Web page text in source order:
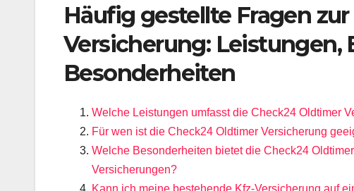
Häufig gestellte Fragen
Versicherung: Leistungen,
Besonderheiten
Welche Leistungen umfasst die Check24 Oldtimer
Für wen ist die Check24 Oldtimer Versicherung
Welche Besonderheiten bietet die Check24
Versicherungen?